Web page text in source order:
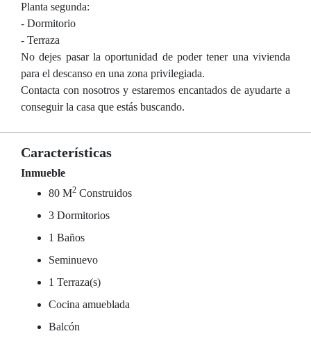
Planta segunda:
- Dormitorio
- Terraza
No dejes pasar la oportunidad de poder tener una vivienda
para el descanso en una zona privilegiada.
Contacta con nosotros y estaremos encantados de ayudarte a
conseguir la casa que estás buscando.
Características
Inmueble
80 M2 Construidos
3 Dormitorios
1 Baños
Seminuevo
1 Terraza(s)
Cocina amueblada
Balcón